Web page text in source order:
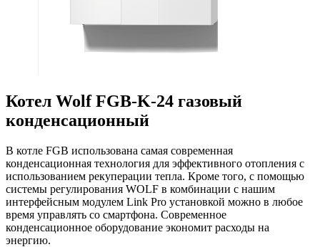
Котел Wolf FGB-K-24 газовый
конденсационный
В котле FGB использована самая современная
конденсационная технология для эффективного отопления с
использованием рекуперации тепла. Кроме того, с помощью
системы регулирования WOLF в комбинации с нашим
интерфейсным модулем Link Pro установкой можно в любое
время управлять со смартфона. Современное
конденсационное оборудование экономит расходы на
энергию.